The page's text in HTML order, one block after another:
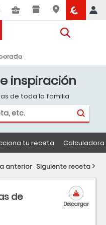
inspiración
de toda la familia
tu receta
de
Descargar
anterior Siguiente receta